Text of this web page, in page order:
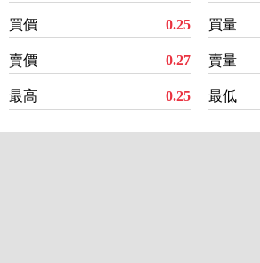
買價 0.25
賣價 0.27
最高 0.25
買量
賣量
最低